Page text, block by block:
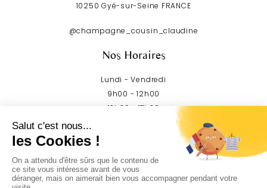
10250 Gyé-sur-Seine FRANCE
@champagne_cousin_claudine
Nos Horaires
Lundi - Vendredi
9h00 - 12h00
13h30 - 17h30